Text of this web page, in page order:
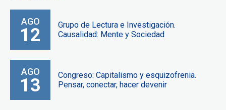
AGO
12
Grupo de Lectura e Investigación.
Causalidad: Mente y Sociedad
AGO
13
Congreso: Capitalismo y esquizofrenia.
Pensar, conectar, hacer devenir